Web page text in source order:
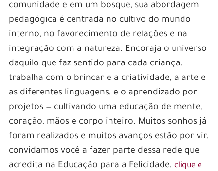
comunidade e em um bosque, sua abordagem
pedagógica é centrada no cultivo do mundo
interno, no favorecimento de relações e na
integração com a natureza. Encoraja o universo
daquilo que faz sentido para cada criança,
trabalha com o brincar e a criatividade, a arte e
as diferentes linguagens, e o aprendizado por
projetos — cultivando uma educação de mente,
coração, mãos e corpo inteiro. Muitos sonhos já
foram realizados e muitos avanços estão por vir,
convidamos você a fazer parte dessa rede que
acredita na Educação para a Felicidade, clique e